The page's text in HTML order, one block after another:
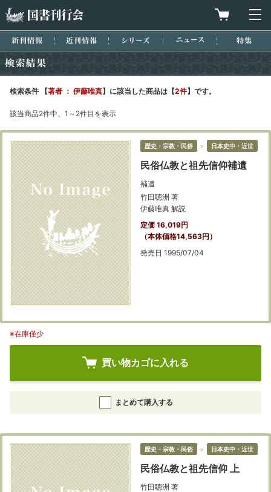
買物カゴを
新刊情報 近刊情報 シリーズ ニュース
検索条件 【著者 ： 伊藤唯真】に該当した商品は【2件】です。
該当商品2件中、1～2件目を表示
歴史・宗教・民俗 ＞ 日本史中・近世
民俗仏教と祖先信仰補遺
補遺
竹田聴洲 著
伊藤唯真 解説
定価 16,019円
（本体価格14,563円）
発売日 1995/07/04
※在庫僅少
買い物カゴに入れる
まとめて購入する
歴史・宗教・民俗 ＞ 日本史中・近世
民俗仏教と祖先信仰 上
竹田聴洲 著